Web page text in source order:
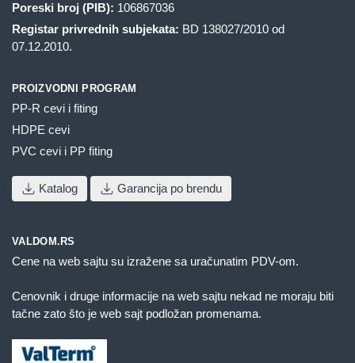
Poreski broj (PIB): 106867036
Registar privrednih subjekata: BD 138027/2010 od
07.12.2010.
PROIZVODNI PROGRAM
PP-R cevi i fiting
HDPE cevi
PVC cevi i PP fiting
Katalog Garancija po brendu
VALDOM.RS
Cene na web sajtu su izražene sa uračunatim PDV-om.
Cenovnik i druge informacije na web sajtu nekad ne moraju biti
tačne zato što je web sajt podložan promenama.